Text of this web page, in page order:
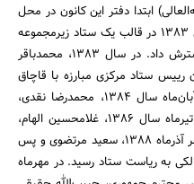
ابتدا دفتر این کانون در محل
وزارت کشور تشکیل و پس از آن در سال 1383 در قالب یک ستاد زیرمجموعه
نهاد ریاست جمهوری فعالیت خود را گسترش داد. در سال 1383، محمدباقر
ستاد مرکزی مبارزه با قاچاق
کالا و ارز منصوب شد. پس از وی در آبان‌ماه سال 1384، محمدرضا نقدی،
ریاست ستاد را عهده‌دار شد. سپس در تیرماه سال 1386، غلامحسین الهام،
جایگزین نقدی شد و پس از الهام در اواخر آذرماه 1388، سعید مرتضوی و پس
فداحسین مالکی به ریاست ستاد رسید. در مهرماه